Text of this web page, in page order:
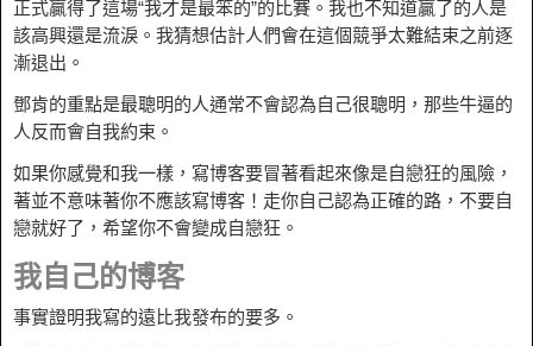
正式贏得了這場“我才是最笨的”的比賽。我也不知道贏了的人是
該高興還是流淚。我猜想估計人們會在這個競爭太難結束之前逐
漸退出。
鄧肯的重點是最聰明的人通常不會認為自己很聰明，那些牛逼的
人反而會自我約束。
如果你感覺和我一樣，寫博客要冒著看起來像是自戀狂的風險，
著並不意味著你不應該寫博客！走你自己認為正確的路，不要自
戀就好了，希望你不會變成自戀狂。
我自己的博客
事實證明我寫的遠比我發布的要多。